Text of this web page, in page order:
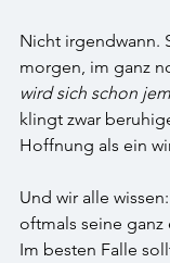
Nicht irgendwann.
morgen, im ganz
wird sich schon
klingt zwar
Hoffnung als ein
Und wir alle
oftmals seine ganz
Im besten Falle